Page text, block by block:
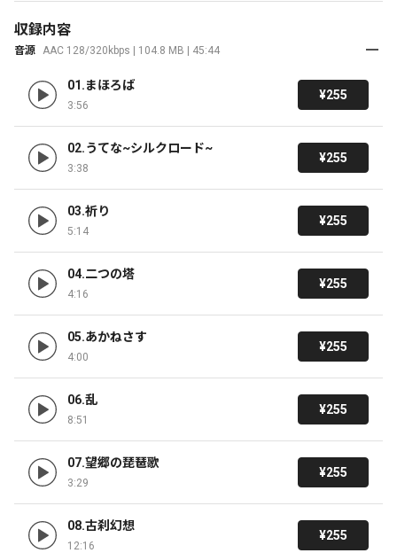
収録内容
音源 AAC 128/320kbps | 104.8 MB | 45:44
01.まほろば
3:56
¥255
02.うてな~シルクロード~
3:38
¥255
03.祈り
5:14
¥255
04.二つの塔
4:16
¥255
05.あかねさす
4:00
¥255
06.乱
8:51
¥255
07.望郷の琵琶歌
3:29
¥255
08.古刹幻想
12:16
¥255